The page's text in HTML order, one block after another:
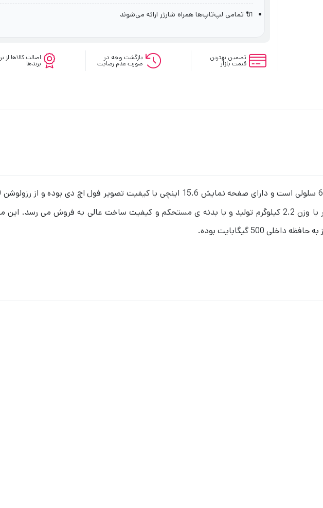
🔌 تمامی لپ‌تاپ‌ها همراه شارژر ارائه می‌شوند
تضمین بهترین
قیمت بازار
بازگشت وجه در
صورت عدم رضایت
اصالت کالاها از
برندها
در ابعاد 3*25*37 میلی متر با وزن 2.2 کیلوگرم تولید و با بدنه ی مستحکم و کیفیت ساخت عالی به فروش می
500 گیگابایت بوده.